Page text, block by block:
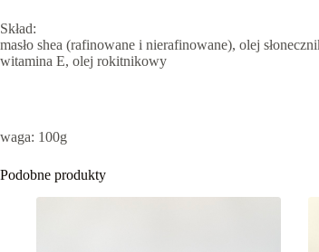
Skład:
masło shea (rafinowane i nierafinowane), olej
witamina E, olej rokitnikowy
waga: 100g
Podobne produkty